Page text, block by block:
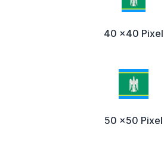
40 x40 Pixel
50 x50 Pixel